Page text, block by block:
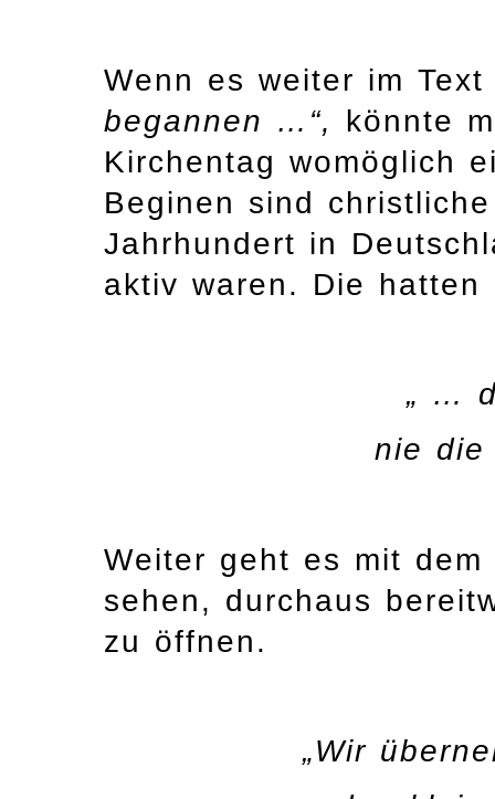
Wenn es weiter im
begannen …“, könnte
Kirchentag womöglich
Beginen sind
Jahrhundert in
aktiv waren. Die
„ …
nie die
Weiter geht es mit
sehen, durchaus
zu öffnen.
„Wir